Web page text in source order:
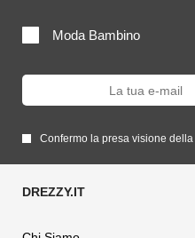
Moda Bambino
Confermo la presa visione della